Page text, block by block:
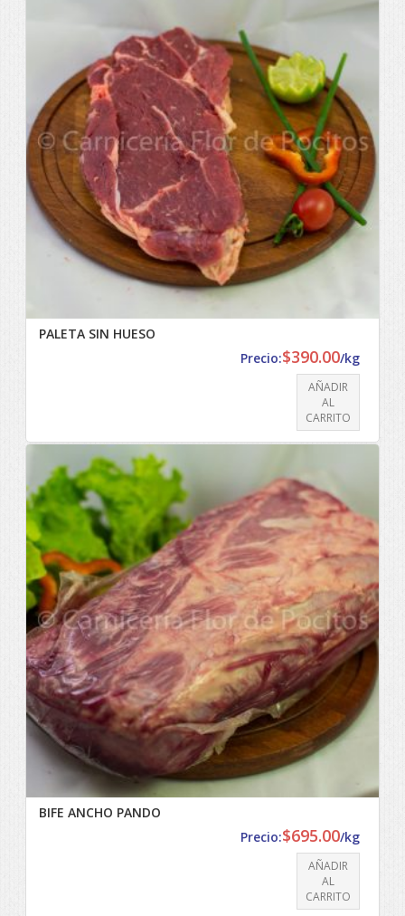
PALETA SIN HUESO
Precio:$390.00/kg
AÑADIR
AL
CARRITO
BIFE ANCHO PANDO
Precio:$695.00/kg
AÑADIR
AL
CARRITO